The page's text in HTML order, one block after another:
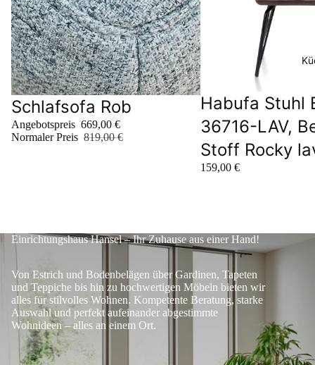
Sale
Schlafsofa Rob
Angebotspreis 669,00 €
Normaler Preis 819,00 €
Habufa Stuhl
36716-LAV,
Stoff Rocky
159,00 €
Einrichtungshaus Hansel – Ihr Zuhause aus einer Hand!
Von Estrich und Bodenbelägen über Gardinen, Tapeten
und Teppiche bis hin zu hochwertigen Möbeln bieten wir
alles für stilvolles Wohnen. Kompetente Beratung, starke
Auswahl und perfekt aufeinander abgestimmte
Wohnideen – alles an einem Ort.